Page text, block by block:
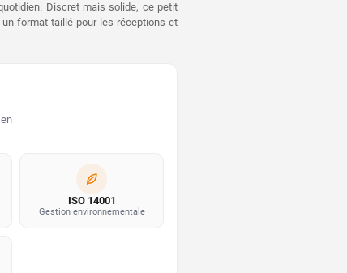
Discret mais solide, ce petit
format taillé pour les réceptions et
ISO 14001
Gestion environnementale